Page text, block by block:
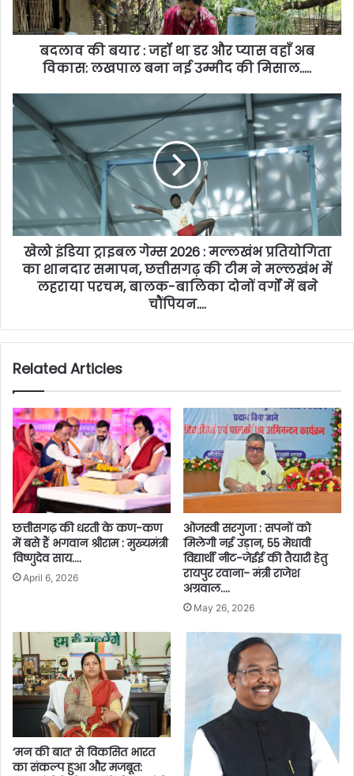
बदलाव की बयार : जहॉ था डर और प्यास वहाँ अब
विकास: लखपाल बना नई उम्मीद की मिसाल…..
खेलो इंडिया ट्राइबल गेम्स 2026 : मल्लखंभ प्रतियोगिता
का शानदार समापन, छत्तीसगढ़ की टीम ने मल्लखंभ में
लहराया परचम, बालक-बालिका दोनों वर्गों में बने
चौंपियन….
Related Articles
छत्तीसगढ़ की धरती के कण-कण
में बसे हैं भगवान श्रीराम : मुख्यमंत्री
विष्णुदेव साय….
April 6, 2026
ओजस्वी सरगुजा : सपनों को
मिलेगी नई उड़ान, 55 मेधावी
विद्यार्थी नीट-जेईई की तैयारी हेतु
रायपुर रवाना- मंत्री राजेश
अग्रवाल….
May 26, 2026
‘मन की बात’ से विकसित भारत
का संकल्प हुआ और मजबूत: